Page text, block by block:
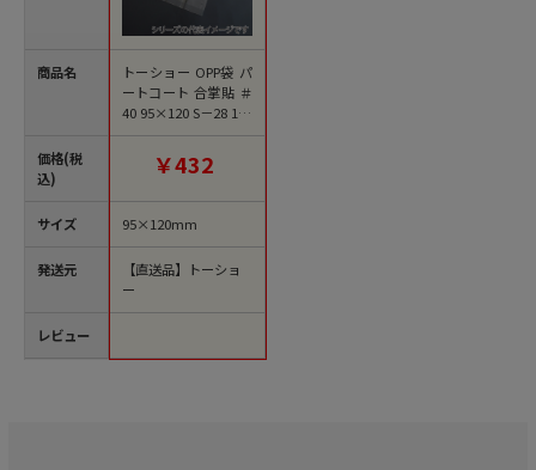
商品名
価格(税
込)
サイズ
発送元
レビュー
トーショー OPP袋 パ
ートコート 合掌貼 ＃
40 95×120 S－28 100
枚/袋（ご注文単位90
￥432
95×120mm
【直送品】トーショ
ー